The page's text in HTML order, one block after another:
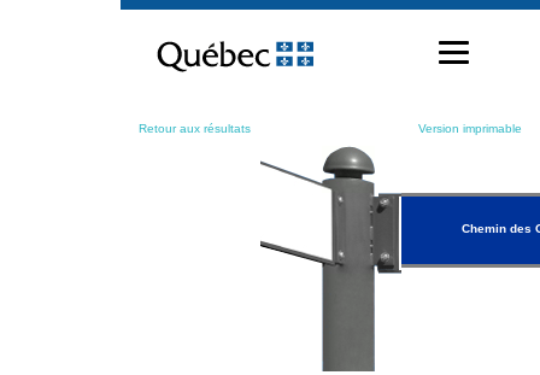
contenu
Retour aux résultats Version imprimable
Chemin des